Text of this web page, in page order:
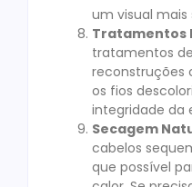
um visual
Tratamentos
tratamentos
reconstruções
os fios
integridade da
Secagem
cabelos
que possível